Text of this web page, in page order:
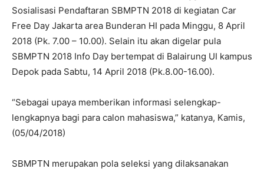
Sosialisasi Pendaftaran SBMPTN 2018 di kegiatan Car
Free Day Jakarta area Bunderan HI pada Minggu, 8 April
2018 (Pk. 7.00 – 10.00). Selain itu akan digelar pula
SBMPTN 2018 Info Day bertempat di Balairung UI kampus
Depok pada Sabtu, 14 April 2018 (Pk.8.00-16.00).
“Sebagai upaya memberikan informasi selengkap-
lengkapnya bagi para calon mahasiswa,” katanya, Kamis,
(05/04/2018)
SBMPTN merupakan pola seleksi yang dilaksanakan